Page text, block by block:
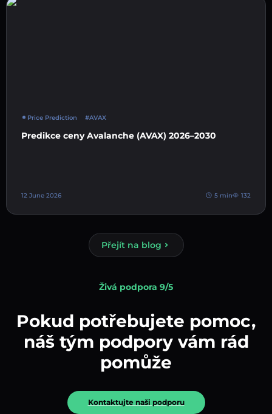
Price Prediction #AVAX
Predikce ceny Avalanche (AVAX) 2026–2030
12 June 2026 5 min 132
Přejít na blog
Živá podpora 9/5
Pokud potřebujete pomoc,
náš tým podpory vám rád
pomůže
Kontaktujte naši podporu